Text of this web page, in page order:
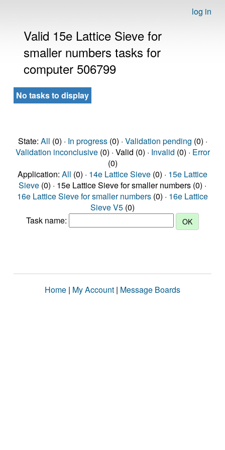
log in
Valid 15e Lattice Sieve for
smaller numbers tasks for
computer 506799
No tasks to display
State: All (0) · In progress(0) · Validation pending (0) ·
Validation inconclusive(0) · Valid (0) · Invalid (0) · Error
(0)
Application: All (0) · 14e Lattice Sieve (0) · 15e Lattice
Sieve (0) · 15e Lattice Sieve for smaller numbers (0) ·
16e Lattice Sieve for smaller numbers (0) · 16e Lattice
Sieve V5 (0)
Task name:
Home | My Account | Message Boards